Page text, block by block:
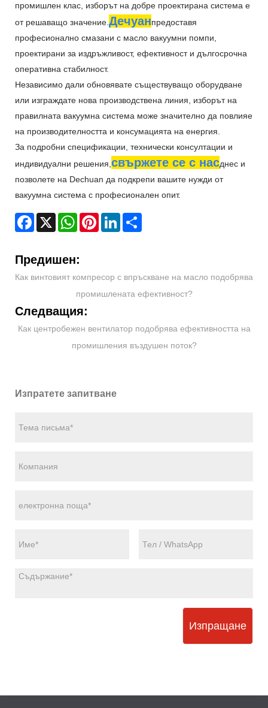
промишлен клас, изборът на добре проектирана система е
от решаващо значение.Дечуанпредоставя
професионално смазани с масло вакуумни помпи,
проектирани за издръжливост, ефективност и дългосрочна
оперативна стабилност.
Независимо дали обновявате съществуващо оборудване
или изграждате нова производствена линия, изборът на
правилната вакуумна система може значително да повлияе
на производителността и консумацията на енергия.
За подробни спецификации, технически консултации и
индивидуални решения,свържете се с насднес и
позволете на Dechuan да подкрепи вашите нужди от
вакуумна система с професионален опит.
Facebook
X WhatsAppPinterestLinkedIn
Предишен:
Как винтовият компресор с впръскване на масло подобрява
промишлената ефективност?
Следващия:
Как центробежен вентилатор подобрява ефективността на
промишления въздушен поток?
Изпратете запитване
Изпращане